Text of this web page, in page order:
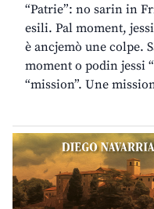
“Patrie”: no sarin in
esili. Pal moment,
è ancjemò une colpe.
moment o podin jessi
“mission”. Une